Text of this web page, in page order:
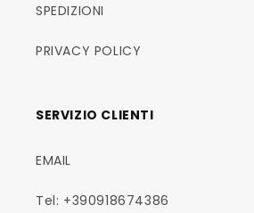
SPEDIZIONI
PRIVACY POLICY
SERVIZIO CLIENTI
EMAIL
Tel: +390918674386